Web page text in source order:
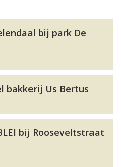
bij park De
bakkerij Us Bertus
bij Rooseveltstraat